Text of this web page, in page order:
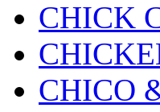
CHICK
CHICO